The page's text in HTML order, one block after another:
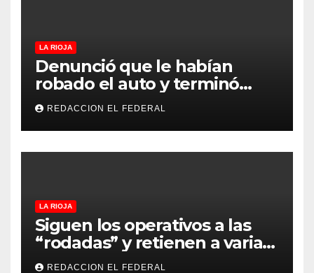
LA RIOJA
Denunció que le habían
robado el auto y terminó
confesando que su hermano
lo empeñó por drogas
REDACCION EL FEDERAL
LA RIOJA
Siguen los operativos a las
“rodadas” y retienen a varias
motocicletas
REDACCION EL FEDERAL